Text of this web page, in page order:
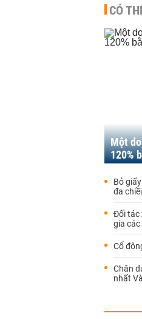
CÓ
Một
120%
Bỏ
đa
Đối tác
gia
Cổ
Chân
nhất